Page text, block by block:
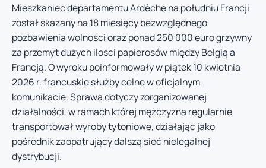
Mieszkaniec departamentu Ardèche na południu Francji
został skazany na 18 miesięcy bezwzględnego
pozbawienia wolności oraz ponad 250 000 euro grzywny
za przemyt dużych ilości papierosów między Belgią a
Francją. O wyroku poinformowały w piątek 10 kwietnia
2026 r. francuskie służby celne w oficjalnym
komunikacie. Sprawa dotyczy zorganizowanej
działalności, w ramach której mężczyzna regularnie
transportował wyroby tytoniowe, działając jako
pośrednik zaopatrujący dalszą sieć nielegalnej
dystrybucji.